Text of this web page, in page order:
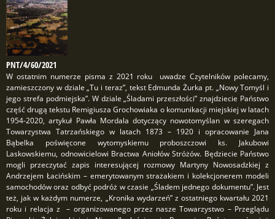
PNT/4/60/2021
W ostatnim numerze pisma z 2021 roku uwadze Czytelników polecamy,
zamieszczony w dziale „Tu i teraz”, tekst Edmunda Żurka pt. „Nowy Tomyśl i
jego strefa podmiejska”. W dziale „Śladami przeszłości” znajdziecie Państwo
część drugą tekstu Remigiusza Grochowiaka o komunikacji miejskiej w latach
1954-2020, artykuł Pawła Mordala dotyczący nowotomyślan w szeregach
Towarzystwa Tatrzańskiego w latach 1873 – 1920 i opracowanie Jana
Bąbelka poświęcone wytomyskiemu proboszczowi ks. Jakubowi
Laskowskiemu, odnowicielowi Bractwa Aniołów Stróżów. Będziecie Państwo
mogli przeczytać zapis interesującej rozmowy Martyny Nowosadzkiej z
Andrzejem Łacińskim – emerytowanym strażakiem i kolekcjonerem modeli
samochodów oraz odbyć podróż w czasie „Śladem jednego dokumentu”. Jest
też, jak w każdym numerze, „Kronika wydarzeń” z ostatniego kwartału 2021
roku i relacja z – organizowanego przez nasze Towarzystwo – Przeglądu